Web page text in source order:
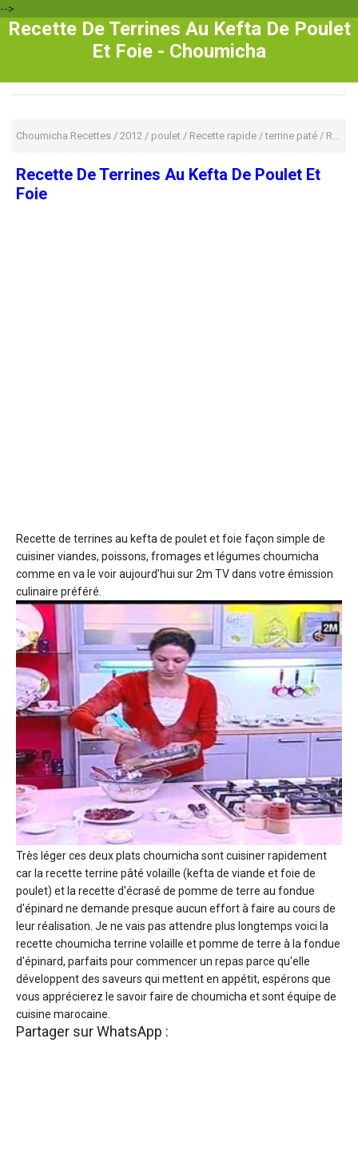
-->
Recette De Terrines Au Kefta De Poulet
Et Foie - Choumicha
Choumicha Recettes / 2012 / poulet / Recette rapide /terrine paté / Recette De Terrines Au Kefta De Poulet Et Foie
Recette De Terrines Au Kefta De Poulet Et
Foie
Recette de terrines au kefta de poulet et foie façon simple de
cuisiner viandes, poissons, fromages et légumes choumicha
comme en va le voir aujourd’hui sur 2m TV dans votre émission
culinaire préféré.
Très léger ces deux plats choumicha sont cuisiner rapidement
car la recette terrine pâté volaille (kefta de viande et foie de
poulet) et la recette d'écrasé de pomme de terre au fondue
d'épinard ne demande presque aucun effort à faire au cours de
leur réalisation. Je ne vais pas attendre plus longtemps voici la
recette choumicha terrine volaille et pomme de terre à la fondue
d'épinard, parfaits pour commencer un repas parce qu'elle
développent des saveurs qui mettent en appétit, espérons que
vous apprécierez le savoir faire de choumicha et sont équipe de
cuisine marocaine.
Partager sur WhatsApp :